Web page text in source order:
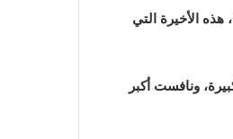
الأخيرة التي
كبيرة، ونافست أكبر